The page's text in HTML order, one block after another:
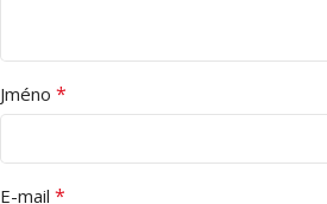
Jméno *
E-mail *